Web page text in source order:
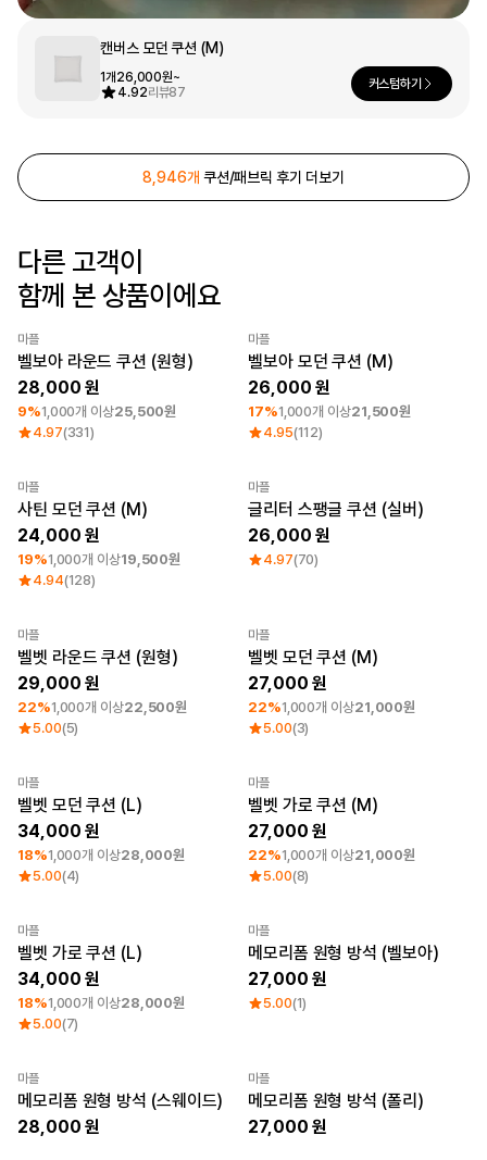
캔버스 모던 쿠션 (M)
1개 26,000원~
4.92리뷰87
커스텀하기
8,946개 쿠션/패브릭 후기 더보기
다른 고객이
함께 본 상품이에요
최소 주문수량 1개
마플
벨보아 라운드 쿠션 (원형)
28,000
9%1,000개 이상25,500원
4.97(331)
최소 주문수량 1개
마플
벨보아 모던 쿠션 (M)
26,000
17%1,000개 이상21,500원
4.95(112)
최소 주문수량 1개
마플
사틴 모던 쿠션 (M)
24,000
19%1,000개 이상19,500원
4.94(128)
마플
글리터 스팽글 쿠션 (실버)
26,000
4.97(70)
최소 주문수량 1개
마플
벨벳 라운드 쿠션 (원형)
29,000
22%1,000개 이상22,500원
5.00(5)
최소 주문수량 1개
마플
벨벳 모던 쿠션 (M)
27,000
22%1,000개 이상21,000원
5.00(3)
최소 주문수량 1개
마플
벨벳 모던 쿠션 (L)
34,000
18%1,000개 이상28,000원
5.00(4)
최소 주문수량 1개
마플
벨벳 가로 쿠션 (M)
27,000
22%1,000개 이상21,000원
5.00(8)
최소 주문수량 1개
마플
벨벳 가로 쿠션 (L)
34,000
18%1,000개 이상28,000원
5.00(7)
Sale New
마플
메모리폼 원형 방석 (벨보아)
27,000
5.00(1)
Sale New
마플
메모리폼 원형 방석 (스웨이드)
28,000
Sale New
마플
메모리폼 원형 방석 (폴리)
27,000
리빙
키즈
반려동물
디지털 가전
회원가입
로그인
고객센터
마플 서비스 소개
한국어
바지
2만원 ~ 3만원
3만원 ~
민소매
반소매
긴소매
면
면/폴리
길단
챔피온
트리플에이
스웻셔츠 & 팬츠